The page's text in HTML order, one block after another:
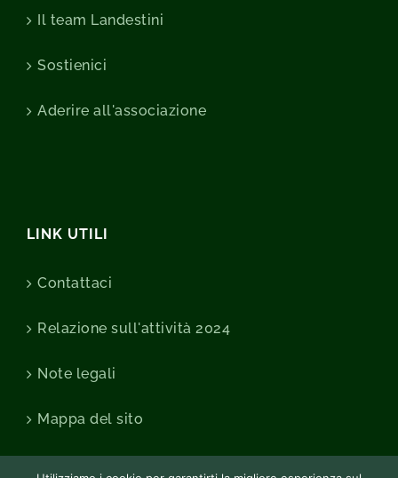
Il team Landestini
Sostienici
Aderire all'associazione
LINK UTILI
Contattaci
Relazione sull'attività 2024
Note legali
Mappa del sito